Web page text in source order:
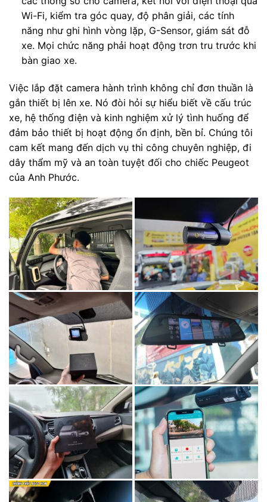
Wi-Fi, kiểm tra góc quay, độ phân giải, các tính
năng như ghi hình vòng lặp, G-Sensor, giám sát đỗ
xe. Mọi chức năng phải hoạt động trơn tru trước khi
bàn giao xe.
Việc lắp đặt camera hành trình không chỉ đơn thuần là
gắn thiết bị lên xe. Nó đòi hỏi sự hiểu biết về cấu trúc
xe, hệ thống điện và kinh nghiệm xử lý tình huống để
đảm bảo thiết bị hoạt động ổn định, bền bỉ. Chúng tôi
cam kết mang đến dịch vụ thi công chuyên nghiệp, đi
dây thẩm mỹ và an toàn tuyệt đối cho chiếc Peugeot
của Anh Phước.